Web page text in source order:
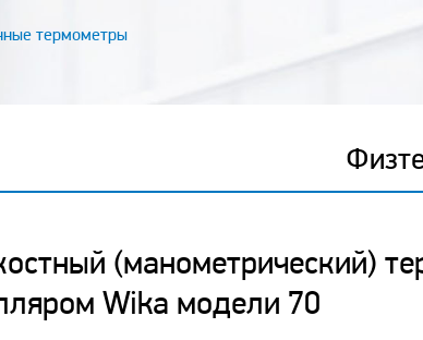
термометры
(манометрический)
Wika модели 70